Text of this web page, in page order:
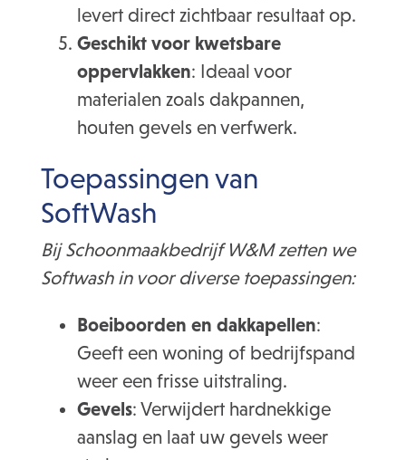
levert direct zichtbaar resultaat op.
Geschikt voor kwetsbare
oppervlakken: Ideaal voor
materialen zoals dakpannen,
houten gevels en verfwerk.
Toepassingen van
SoftWash
Bij Schoonmaakbedrijf W&M zetten we
Softwash in voor diverse toepassingen:
Boeiboorden en dakkapellen:
Geeft een woning of bedrijfspand
weer een frisse uitstraling.
Gevels: Verwijdert hardnekkige
aanslag en laat uw gevels weer